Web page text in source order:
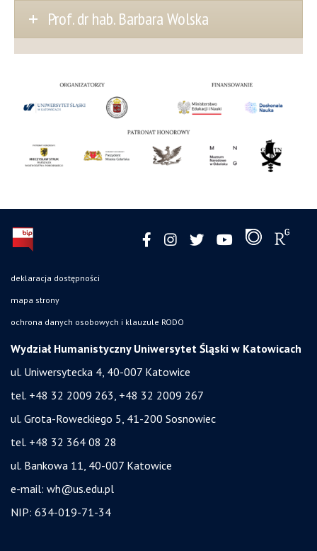
Prof. dr hab. Barbara Wolska
deklaracja dostępności
mapa strony
ochrona danych osobowych i klauzule RODO
Wydział Humanistyczny Uniwersytet Śląski w Katowicach
ul. Uniwersytecka 4, 40-007 Katowice
tel. +48 32 2009 263, +48 32 2009 267
ul. Grota-Roweckiego 5, 41-200 Sosnowiec
tel. +48 32 364 08 28
ul. Bankowa 11, 40-007 Katowice
e-mail: wh@us.edu.pl
NIP: 634-019-71-34